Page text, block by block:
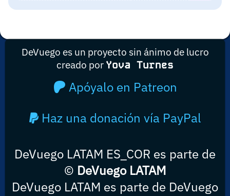
DeVuego es un proyecto sin ánimo de lucro
creado por Yova Turnes
Apóyalo en Patreon
Haz una donación vía PayPal
DeVuego LATAM ES_COR es parte de
© DeVuego LATAM
DeVuego LATAM es parte de DeVuego